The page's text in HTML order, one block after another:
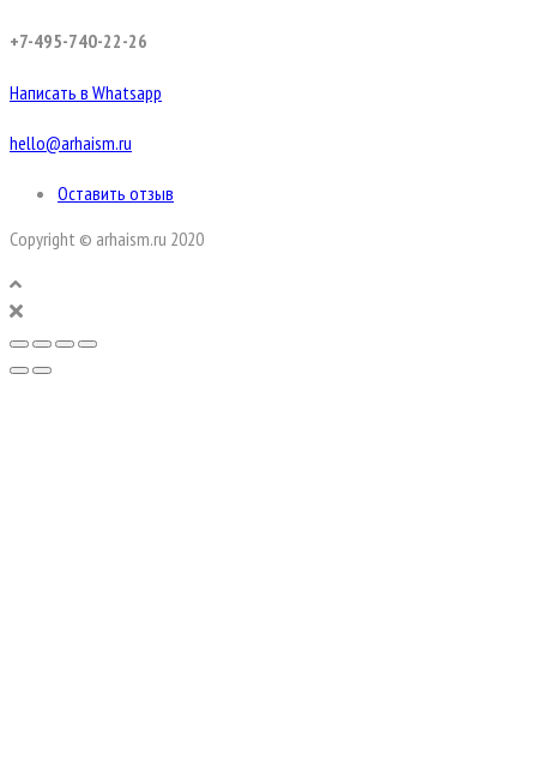
+7-495-740-22-26
Написать в Whatsapp
hello@arhaism.ru
Оставить отзыв
Copyright © arhaism.ru 2020